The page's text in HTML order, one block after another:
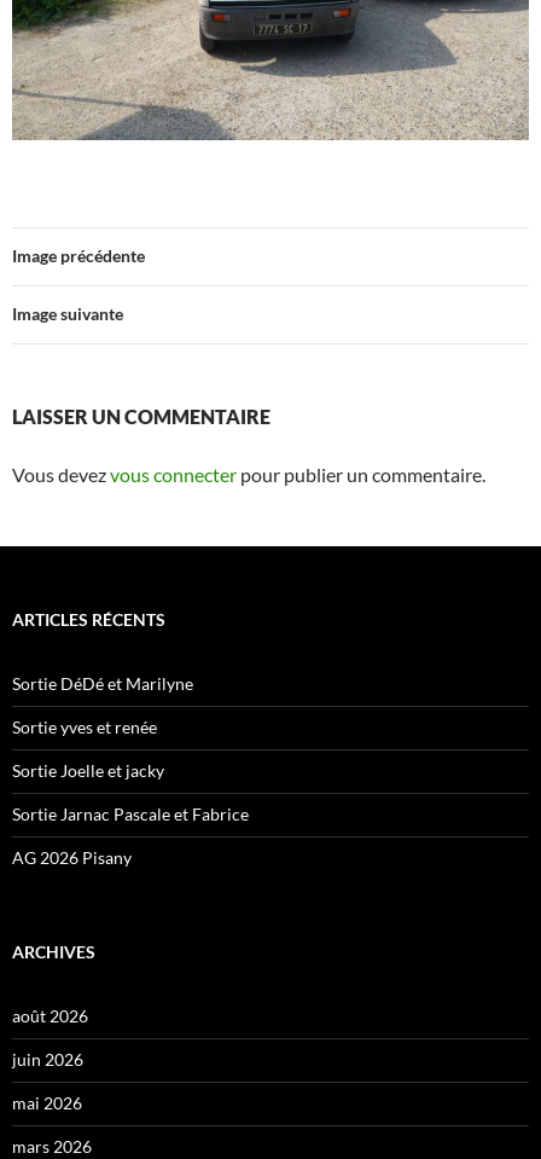
Image précédente
Image suivante
LAISSER UN COMMENTAIRE
Vous devezvous connecter pour publier un commentaire.
ARTICLES RÉCENTS
Sortie DéDé et Marilyne
Sortie yves et renée
Sortie Joelle et jacky
Sortie Jarnac Pascale et Fabrice
AG 2026 Pisany
ARCHIVES
août 2026
juin 2026
mai 2026
mars 2026